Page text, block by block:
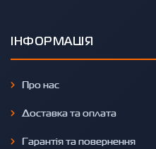
ІНФОРМАЦІЯ
Про нас
Доставка та оплата
Гарантія та повернення